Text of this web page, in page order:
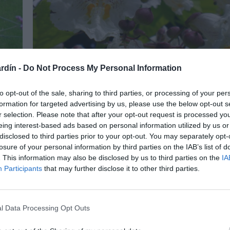
- Do Not Process My Personal Information
opt-out of the sale, sharing to third parties, or processing of your
for targeted advertising by us, please use the below opt-out
selection. Please note that after your opt-out request is processed
interest-based ads based on personal information utilized by us
to third parties prior to your opt-out. You may separately
of your personal information by third parties on the IAB’s list of
This information may also be disclosed by us to third parties on the
Participants that may further disclose it to other third parties.
Data Processing Opt Outs
Árboles ornamentales
10 febrero, 2020 Marisol Huesca
0 comentarios
Dificultad baja
Árbol caduco de tronco corto y copa amplia y
redondeada. Hojas grandes acorazonadas y alargadas
de color verde amarillento. Abundante floración en
panículas terminales, a finales de primavera, en junio o
julio, dependiendo del clima de cultivo. Flores muy
parcialmente soleada, suelo fresco, fértil, bien